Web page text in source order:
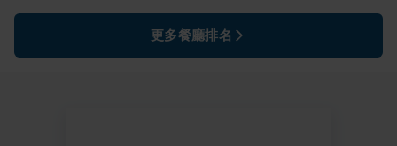
更多餐廳排名